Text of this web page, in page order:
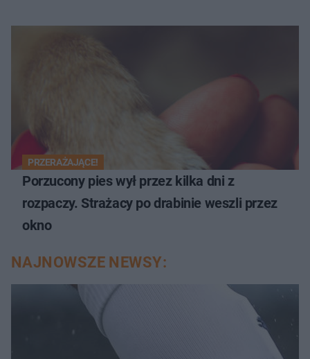
PRZERAŻAJĄCE!
Porzucony pies wył przez kilka dni z
rozpaczy. Strażacy po drabinie weszli przez
okno
NAJNOWSZE NEWSY: